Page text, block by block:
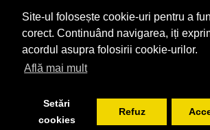
Site-ul folosește cookie-uri pentru a
corect. Continuând navigarea, iți
acordul asupra folosirii cookie-urilor.
Află mai mult
Setări
cookies
Refuz